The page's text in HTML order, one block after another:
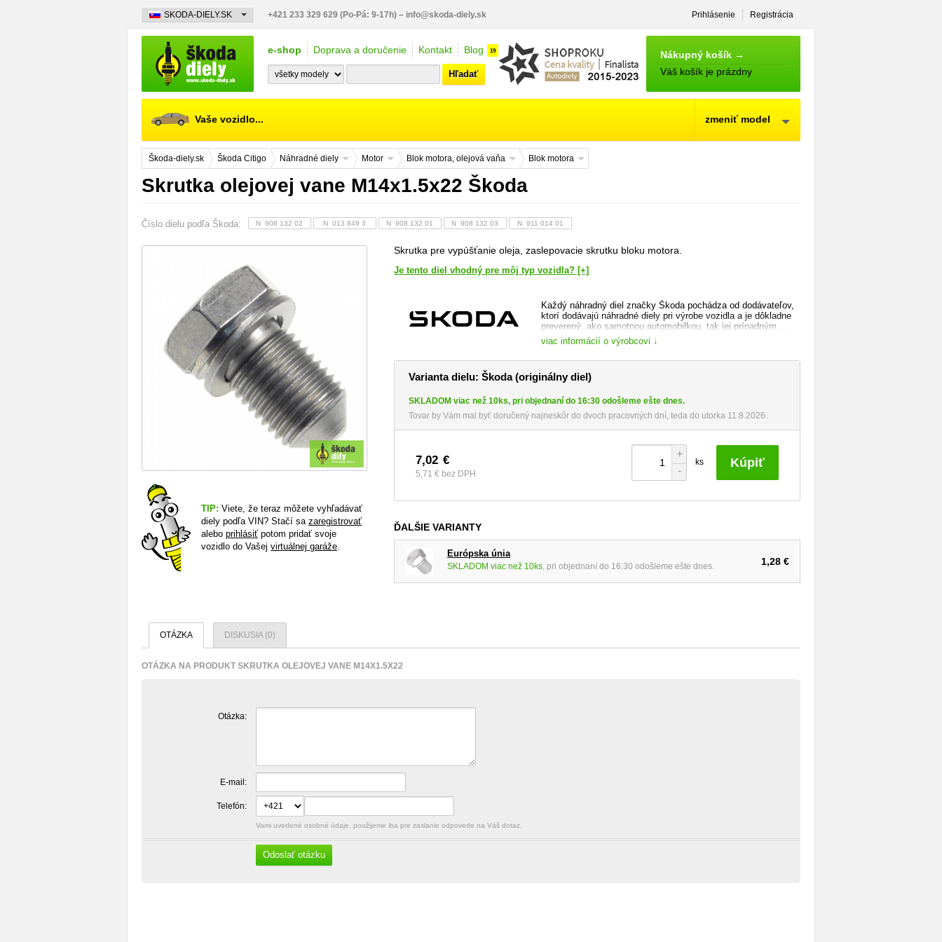
e-shop Doprava a doručenie Kontakt Blog 19
Hľadať
NÁKUPNÝ
KOŠÍK
Nákupný košík →
Váš košík je prázdny
Vaše vozidlo... zmeniť model
Škoda-diely.sk Škoda Citigo Náhradné diely Motor Blok motora, olejová vaňa Blok motora
Skrutka olejovej vane M14x1.5x22 Škoda
Číslo dielu podľa Škoda: N 908 132 02 N 013 849 3 N 908 132 01 N 908 132 03 N 911 014 01
TIP: Viete, že teraz môžete vyhľadávať
diely podľa VIN? Stačí sa zaregistrovať
alebo prihlásiť potom pridať svoje
vozidlo do Vašej virtuálnej garáže
Skrutka pre vypúšťanie oleja, zaslepovacie skrutku bloku motora.
Je tento diel vhodný pre môj typ vozidla? [+]
Každý náhradný diel značky Škoda pochádza od dodávateľov,
ktorí dodávajú náhradné diely pri výrobe vozidla a je dôkladne
preverený, ako samotnou automobilkou, tak jej prípadným
dodávateľom. Máte tak istotu, že kupujete špičkovú kvalitu a
totožný diel, ktorý bol do vozidla montovaný pri jeho výrobe.
viac informácií o výrobcovi ↓
Varianta dielu: Škoda (originálny diel)
SKLADOM viac než 10ks, pri objednaní do 16:30 odošleme ešte dnes.
Tovar by Vám mal byť doručený najneskôr do dvoch pracovných dní, teda do utorka 11.8.2026.
7,02 €
5,71 € bez DPH -
+
ks Kúpiť
ĎALŠIE VARIANTY
Európska únia
SKLADOM viac než 10ks , pri objednaní do 16:30 odošleme ešte dnes. 1,28 €
OTÁZKA DISKUSIA (0)
OTÁZKA NA PRODUKT SKRUTKA OLEJOVEJ VANE M14X1.5X22
Otázka:
E-mail:
Telefón:
Vami uvedené osobné údaje, použijeme iba pre zaslanie odpovede na Váš dotaz.
Odoslať otázku
Prihlásenie Registrácia
SKODA-DIELY.SK +421 233 329 629 (Po-Pá: 9-17h) – info@skoda-diely.sk